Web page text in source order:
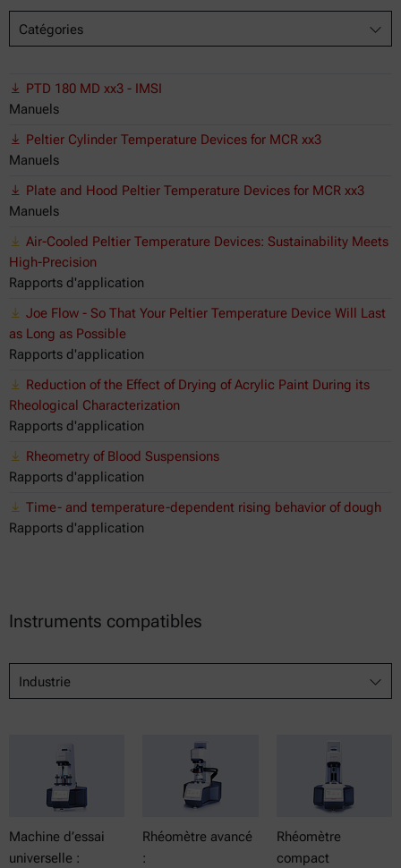
Catégories
PTD 180 MD xx3 - IMSI
Manuels
Peltier Cylinder Temperature Devices for MCR xx3
Manuels
Plate and Hood Peltier Temperature Devices for MCR xx3
Manuels
Air-Cooled Peltier Temperature Devices: Sustainability Meets
High-Precision
Rapports d'application
Joe Flow - So That Your Peltier Temperature Device Will Last
as Long as Possible
Rapports d'application
Reduction of the Effect of Drying of Acrylic Paint During its
Rheological Characterization
Rapports d'application
Rheometry of Blood Suspensions
Rapports d'application
Time- and temperature-dependent rising behavior of dough
Rapports d'application
Instruments compatibles
Industrie
Machine d’essai
universelle :
Rhéomètre avancé
:
Rhéomètre
compact